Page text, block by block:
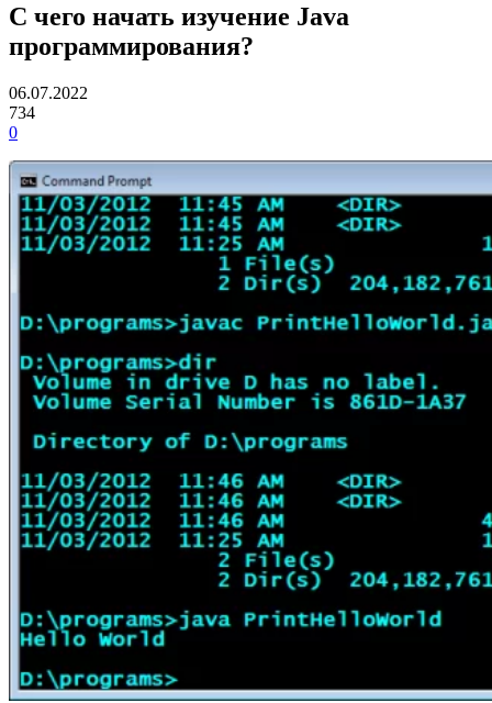
С чего начать изучение Java
программирования?
06.07.2022
734
0